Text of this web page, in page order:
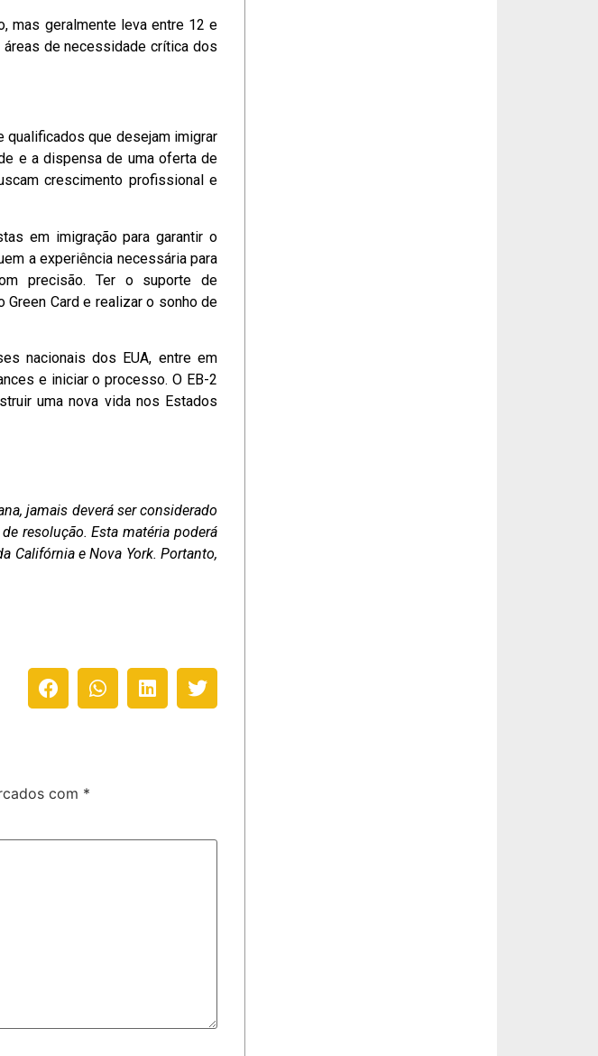
mas geralmente leva entre 12 e
de necessidade crítica dos
qualificados que desejam imigrar
e a dispensa de uma oferta de
crescimento profissional e
em imigração para garantir o
a experiência necessária para
precisão. Ter o suporte de
Card e realizar o sonho de
nacionais dos EUA, entre em
e iniciar o processo. O EB-2
uma nova vida nos Estados
jamais deverá ser considerado
resolução. Esta matéria poderá
Califórnia e Nova York. Portanto,
com *